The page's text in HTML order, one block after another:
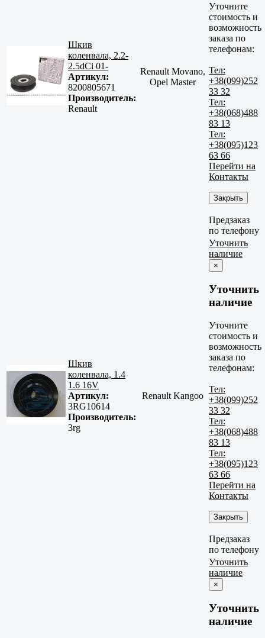
Шкив
коленвала, 2.2-
2.5dCi 01-
Артикул:
8200805671
Производитель:
Renault
Renault Movano,
Opel Master
Уточните
стоимость и
возможность
заказа по
телефонам:
Тел:
+38(099)252
33 32
Тел:
+38(068)488
83 13
Тел:
+38(095)123
63 66
Перейти на
Контакты
Закрыть
Предзаказ
по телефону
Шкив
коленвала, 1.4
1.6 16V
Артикул:
3RG10614
Производитель:
3rg
Renault Kangoo
Уточнить
наличие
×
Уточнить
наличие
Уточните
стоимость и
возможность
заказа по
телефонам:
Тел:
+38(099)252
33 32
Тел:
+38(068)488
83 13
Тел:
+38(095)123
63 66
Перейти на
Контакты
Закрыть
Предзаказ
по телефону
Уточнить
наличие
×
Уточнить
наличие